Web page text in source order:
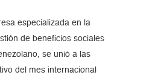
especializada en la
de beneficios sociales
se unió a las
del mes internacional